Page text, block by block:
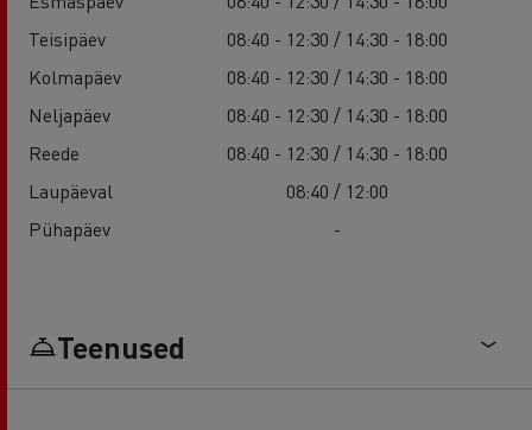
Teisipäev
08:40 - 12:30 / 14:30 - 18:00
Kolmapäev
08:40 - 12:30 / 14:30 - 18:00
Neljapäev
08:40 - 12:30 / 14:30 - 18:00
Reede
08:40 - 12:30 / 14:30 - 18:00
Laupäeval
08:40 / 12:00
Pühapäev
-
Teenused